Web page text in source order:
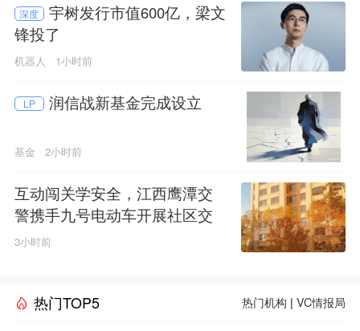
深度
宇树发行市值600亿，梁文
锋投了
机器人 1小时前
LP 润信战新基金完成设立
基金 2小时前
互动闯关学安全，江西鹰潭交
警携手九号电动车开展社区交
通安全科普活动
3小时前
热门TOP5 热门机构 |VC情报局